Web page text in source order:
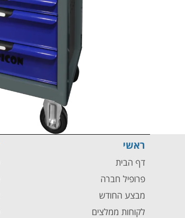
ראשי
דף הבית
פרופיל חברה
מבצע החודש
לקוחות ממלצים